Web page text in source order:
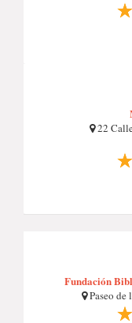
22
Fundación
Paseo de